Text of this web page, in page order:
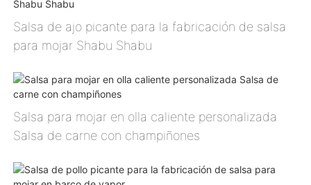
Salsa de ajo picante para la fabricación de salsa
para mojar Shabu Shabu
Salsa para mojar en olla caliente personalizada
Salsa de carne con champiñones